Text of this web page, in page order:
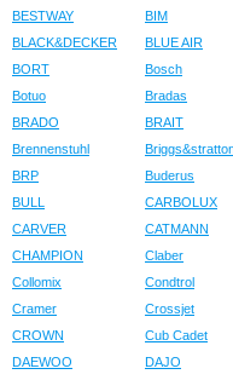
BESTWAY
BIM
BLACK&DECKER
BLUE AIR
BORT
Bosch
Botuo
Bradas
BRADO
BRAIT
Brennenstuhl
BRP
Buderus
BULL
CARBOLUX
CARVER
CATMANN
CHAMPION
Claber
Collomix
Condtrol
Cramer
Crossjet
CROWN
Cub Cadet
DAEWOO
DAJO